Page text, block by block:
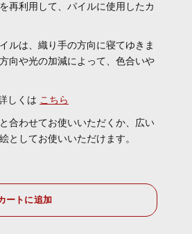
再利用して、パイルに使用したカ
ルは、織り手の方向に寝てゆきま
向や光の加減によって、色合いや
しくは こちら
合わせてお使いいただくか、広い
としてお使いいただけます。
ートに追加